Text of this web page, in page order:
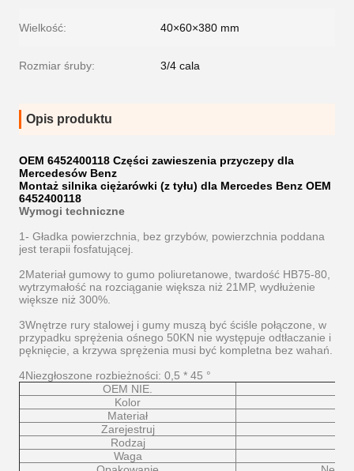
Wielkość: 40×60×380 mm
Rozmiar śruby: 3/4 cala
Opis produktu
OEM 6452400118 Części zawieszenia przyczepy dla
Mercedesów Benz
Montaż silnika ciężarówki (z tyłu) dla Mercedes Benz OEM
6452400118
Wymogi techniczne
1- Gładka powierzchnia, bez grzybów, powierzchnia poddana
jest terapii fosfatującej.
2Materiał gumowy to gumo poliuretanowe, twardość HB75-80,
wytrzymałość na rozciąganie większa niż 21MP, wydłużenie
większe niż 300%.
3Wnętrze rury stalowej i gumy muszą być ściśle połączone, w
przypadku sprężenia ośnego 50KN nie występuje odtłaczanie i
pęknięcie, a krzywa sprężenia musi być kompletna bez wahań.
4Niezgłoszone rozbieżności: 0,5 * 45 °
OEM NIE.
Kolor
Materiał
Zarejestruj
Rodzaj
Waga